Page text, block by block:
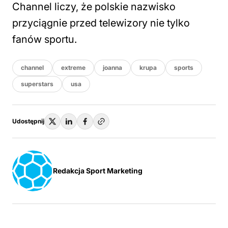
Channel liczy, że polskie nazwisko
przyciągnie przed telewizory nie tylko
fanów sportu.
channel extreme joanna krupa sports
superstars usa
Udostępnij
Redakcja Sport Marketing